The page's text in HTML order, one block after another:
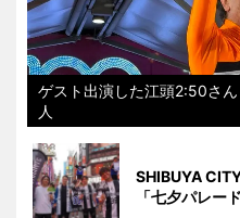
ゲスト出演した江頭2:50さ
人
SHIBUYA
「七夕パレード